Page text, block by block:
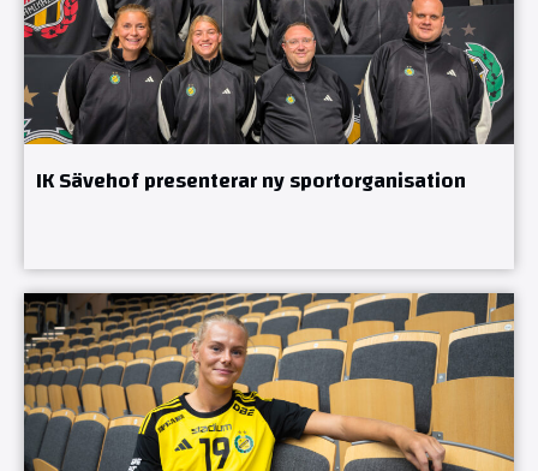
IK Sävehof presenterar ny sportorganisation